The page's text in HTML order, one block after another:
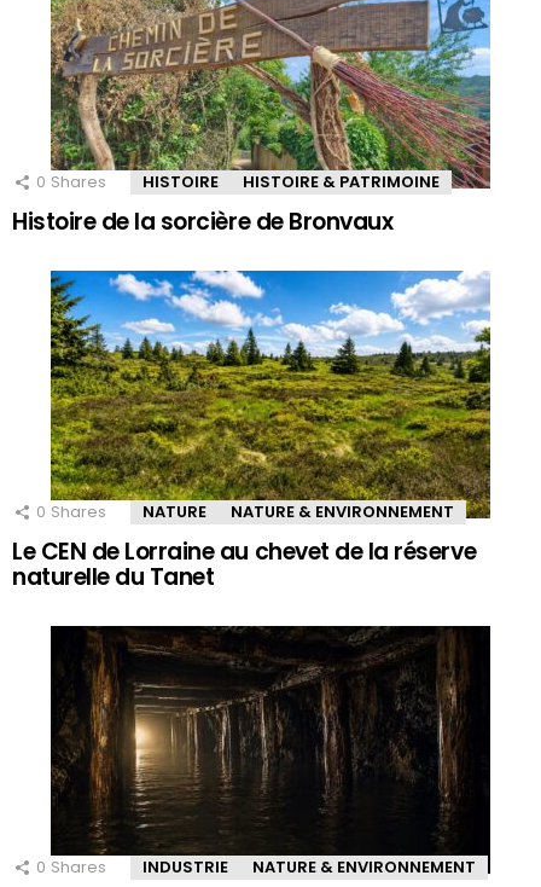
0 Shares HISTOIRE HISTOIRE & PATRIMOINE
Histoire de la sorcière de Bronvaux
0 Shares NATURE NATURE & ENVIRONNEMENT
Le CEN de Lorraine au chevet de la réserve
naturelle du Tanet
0 Shares INDUSTRIE NATURE & ENVIRONNEMENT